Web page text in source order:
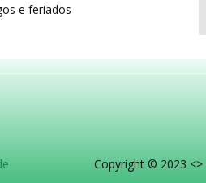
e feriados
Copyright © 2023 <>